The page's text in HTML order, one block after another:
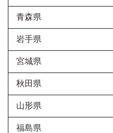
青森県
岩手県
宮城県
秋田県
山形県
福島県